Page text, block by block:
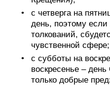
с четверга на
день, поэтому если
толкований,
чувственной сфере;
с субботы на
воскресенье –
только добрые